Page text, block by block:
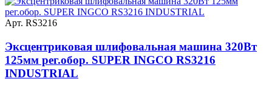
Арт. RS3216
Эксцентриковая шлифовальная машина 320Вт
125мм рег.обор. SUPER INGCO RS3216
INDUSTRIAL